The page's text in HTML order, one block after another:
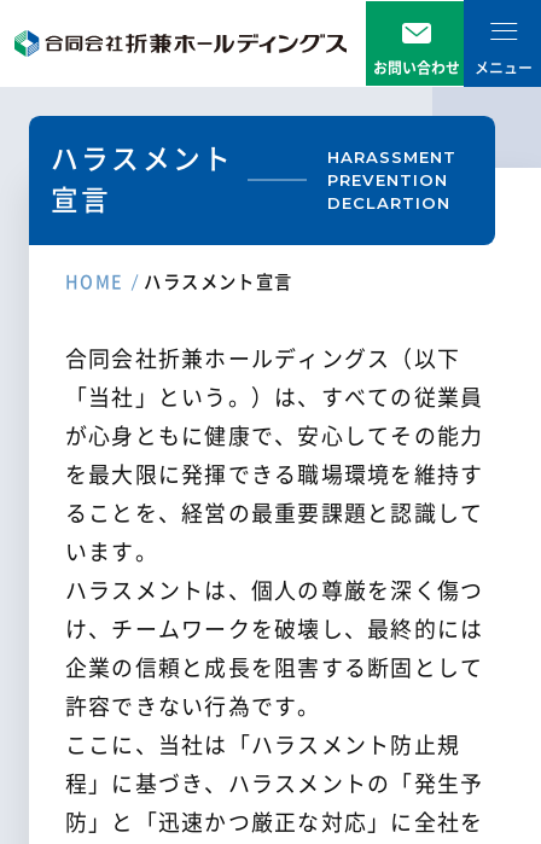
お問い合わせ メニュー
ニュース
企業情報 トップメッセージ
グループ企業一覧
環境への取り組み
採用情報 新卒採用
パート採用
お電話でのお問い合わせ
052-856-2505
受付時間：平日9:00 〜 17:00
ハラスメント
宣言
HARASSMENT
PREVENTION
DECLARTION
HOME ハラスメント宣言
合同会社折兼ホールディングス（以下
「当社」という。）は、すべての従業員
が心身ともに健康で、安心してその能力
を最大限に発揮できる職場環境を維持す
ることを、経営の最重要課題と認識して
います。
ハラスメントは、個人の尊厳を深く傷つ
け、チームワークを破壊し、最終的には
企業の信頼と成長を阻害する断固として
許容できない行為です。
ここに、当社は「ハラスメント防止規
程」に基づき、ハラスメントの「発生予
防」と「迅速かつ厳正な対応」に全社を